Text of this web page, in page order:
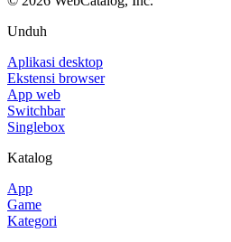
Unduh
Aplikasi desktop
Ekstensi browser
App web
Switchbar
Singlebox
Katalog
App
Game
Kategori